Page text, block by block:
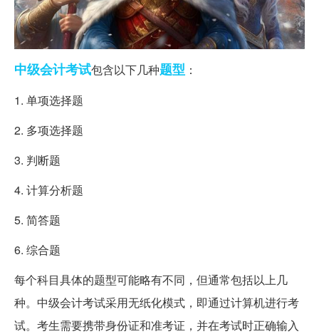
中级会计考试包含以下几种题型 ：
1. 单项选择题
2. 多项选择题
3. 判断题
4. 计算分析题
5. 简答题
6. 综合题
每个科目具体的题型可能略有不同，但通常包括以上几
种。中级会计考试采用无纸化模式，即通过计算机进行考
试。考生需要携带身份证和准考证，并在考试时正确输入